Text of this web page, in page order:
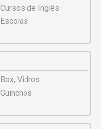
Cursos de Inglês
Escolas
Box, Vidros
Guinchos